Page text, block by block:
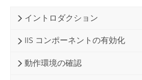
イントロダクション
IIS コンポーネントの有効化
動作環境の確認